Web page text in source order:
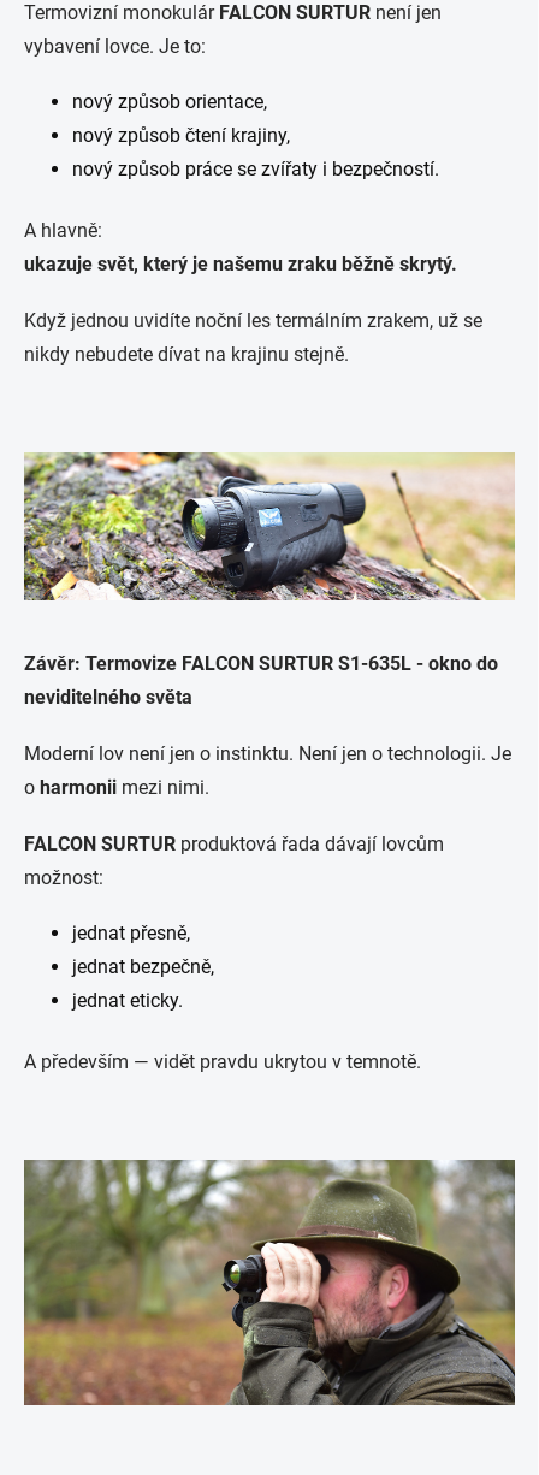
Termovizní monokulár FALCON SURTUR není jen
vybavení lovce. Je to:
nový způsob orientace,
nový způsob čtení krajiny,
nový způsob práce se zvířaty i bezpečností.
A hlavně:
ukazuje svět, který je našemu zraku běžně skrytý.
Když jednou uvidíte noční les termálním zrakem, už se
nikdy nebudete dívat na krajinu stejně.
Závěr: Termovize FALCON SURTUR S1-635L - okno do
neviditelného světa
Moderní lov není jen o instinktu. Není jen o technologii. Je
o harmonii mezi nimi.
FALCON SURTUR produktová řada dávají lovcům
možnost:
jednat přesně,
jednat bezpečně,
jednat eticky.
A především — vidět pravdu ukrytou v temnotě.